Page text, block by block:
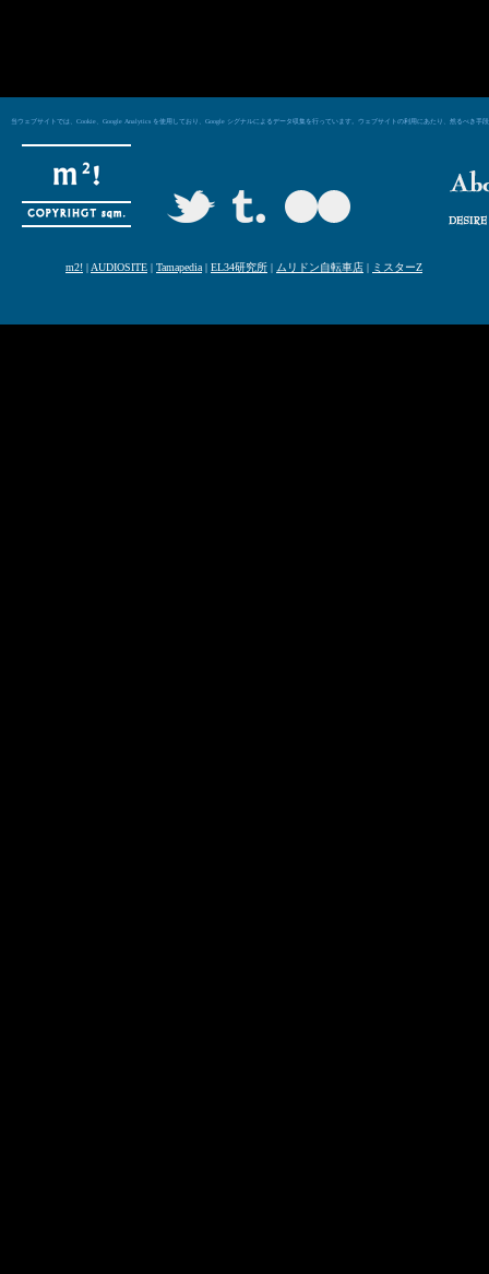
当ウェブサイトでは、Cookie、Google Analytics を使用しており、Google シグナルによるデータ収集を行っています。ウェブサイトの利用にあたり、然るべき
m2! | AUDIOSITE | Tamapedia | EL34研究所 | ムリドン自転車店 | ミスターZ